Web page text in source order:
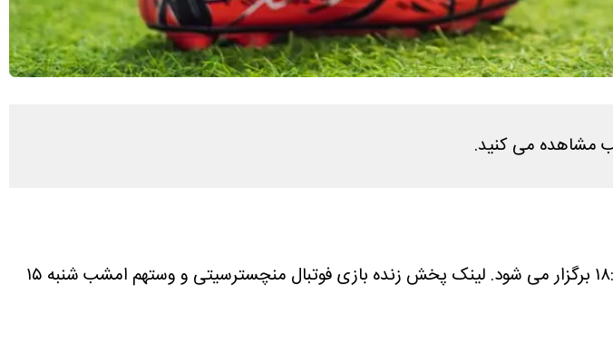
لینک پخش زنده بازی فوتبال منچسترسیتی و وستهم امشب شنبه ۱۵